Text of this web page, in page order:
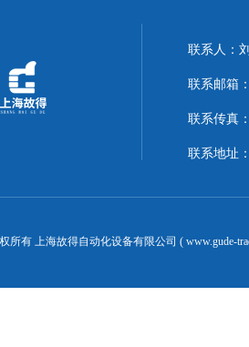
联系人：
联系邮箱
联系传真
联系地址
所有 上海故得自动化设备有限公司 ( www.gude-